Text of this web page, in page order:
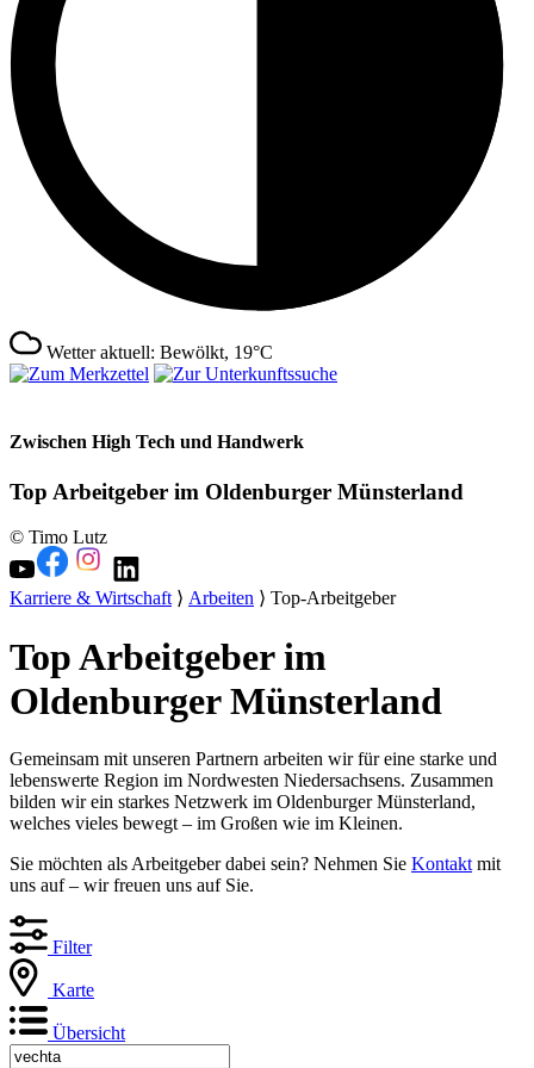
Wetter aktuell: Bewölkt, 19°C
Zwischen High Tech und Handwerk
Top Arbeitgeber im Oldenburger Münsterland
© Timo Lutz
Karriere & Wirtschaft⟩ Arbeiten ⟩ Top-Arbeitgeber
Top Arbeitgeber im
Oldenburger Münsterland
Gemeinsam mit unseren Partnern arbeiten wir für eine starke und
lebenswerte Region im Nordwesten Niedersachsens. Zusammen
bilden wir ein starkes Netzwerk im Oldenburger Münsterland,
welches vieles bewegt – im Großen wie im Kleinen.
Sie möchten als Arbeitgeber dabei sein? Nehmen Sie Kontakt mit
uns auf – wir freuen uns auf Sie.
Filter
Karte
Übersicht